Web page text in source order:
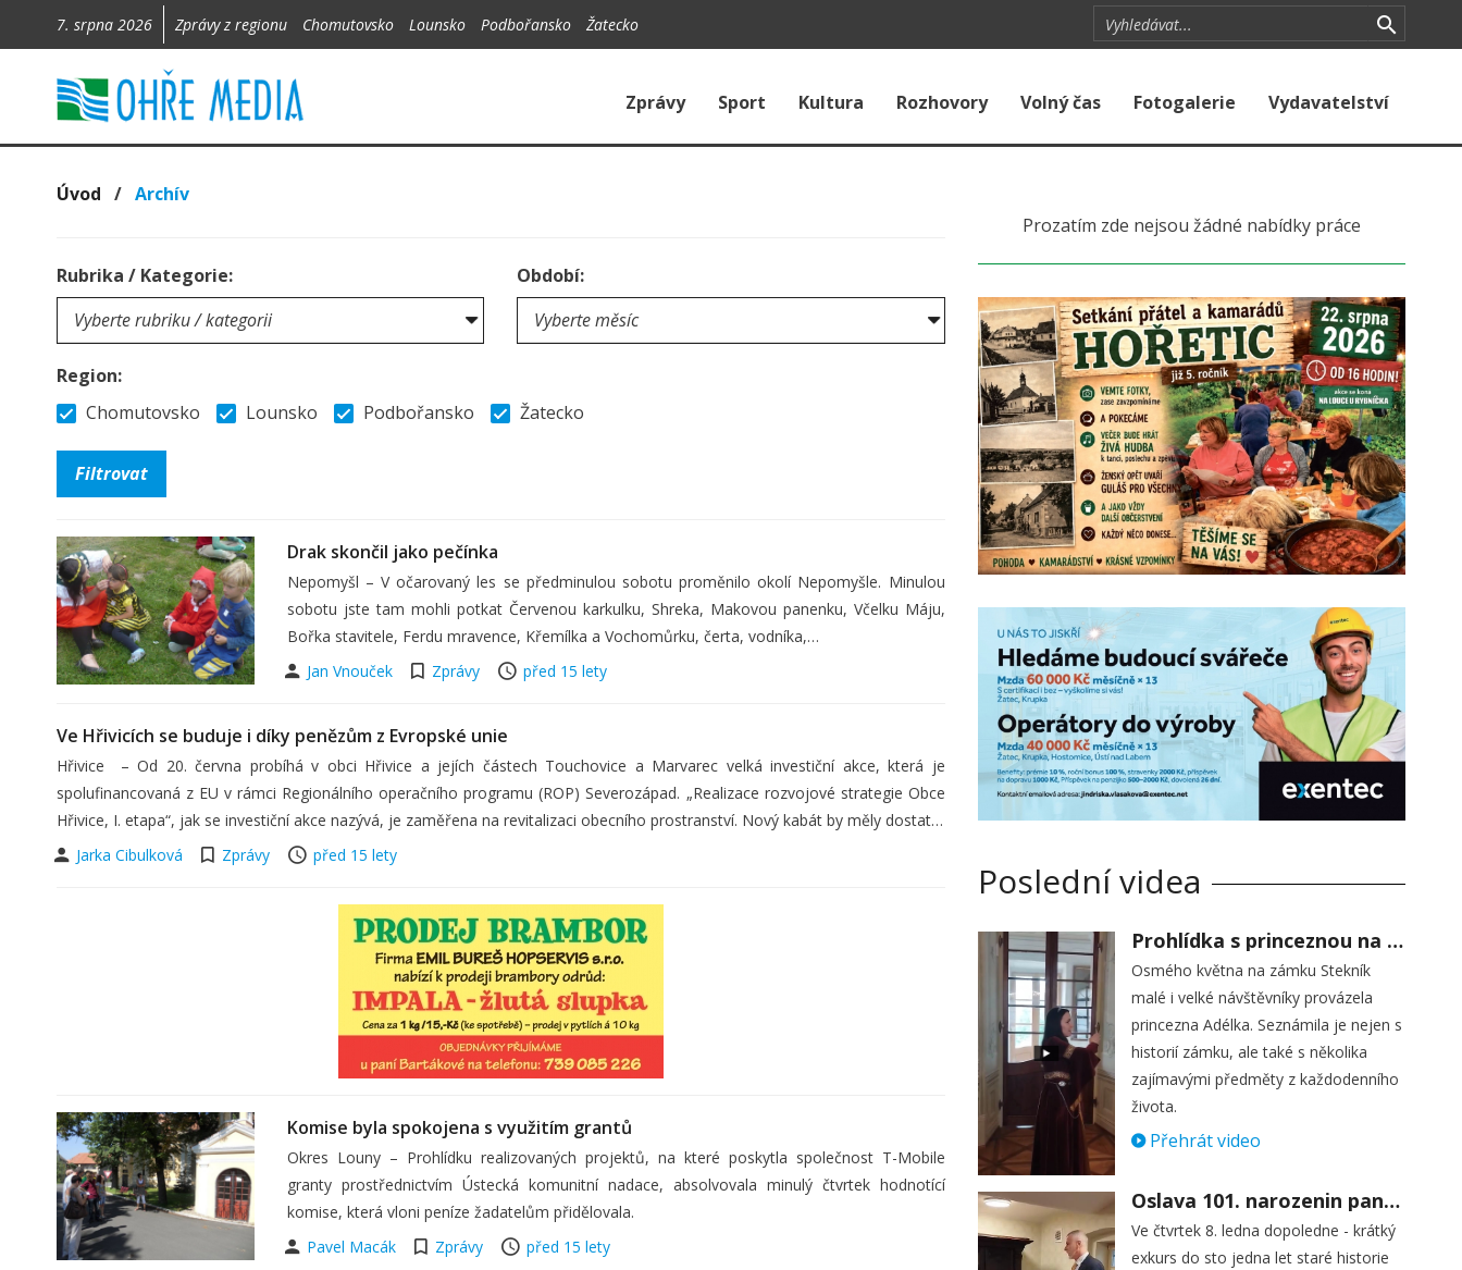
7. srpna 2026 Zprávy z regionu Chomutovsko Lounsko Podbořansko Žatecko
Zprávy Sport Kultura Rozhovory Volný čas Fotogalerie Vydavatelství
Úvod / Archív
Rubrika / Kategorie: Období:
Region:
Chomutovsko
Lounsko Podbořansko Žatecko
Drak skončil jako pečínka
Nepomyšl – V očarovaný les se předminulou sobotu proměnilo okolí Nepomyšle. Minulou
sobotu jste tam mohli potkat Červenou karkulku, Shreka, Makovou panenku, Včelku Máju,
Bořka stavitele, Ferdu mravence, Křemílka a Vochomůrku, čerta, vodníka,…
Jan Vnouček
Zprávy před 15 lety
Ve Hřivicích se buduje i díky penězům z Evropské unie
Hřivice – Od 20. června probíhá v obci Hřivice a jejích částech Touchovice a Marvarec velká investiční akce, která je
spolufinancovaná z EU v rámci Regionálního operačního programu (ROP) Severozápad. „Realizace rozvojové strategie Obce
Hřivice, I. etapa“, jak se investiční akce nazývá, je zaměřena na revitalizaci obecního prostranství. Nový kabát by měly dostat…
Jarka Cibulková
Zprávy před 15 lety
Komise byla spokojena s využitím grantů
Okres Louny – Prohlídku realizovaných projektů, na které poskytla společnost T-Mobile
granty prostřednictvím Ústecká komunitní nadace, absolvovala minulý čtvrtek hodnotící
komise, která vloni peníze žadatelům přidělovala.
Pavel Macák
Zprávy před 15 lety
Prozatím zde nejsou žádné nabídky práce
Poslední videa
Prohlídka s princeznou na zámku Stekník
Osmého května na zámku Stekník
malé i velké návštěvníky provázela
princezna Adélka. Seznámila je nejen s
historií zámku, ale také s několika
zajímavými předměty z každodenního
života.
Přehrát video
Oslava 101. narozenin paní Věry Skořepové
Ve čtvrtek 8. ledna dopoledne - krátký
exkurs do sto jedna let staré historie